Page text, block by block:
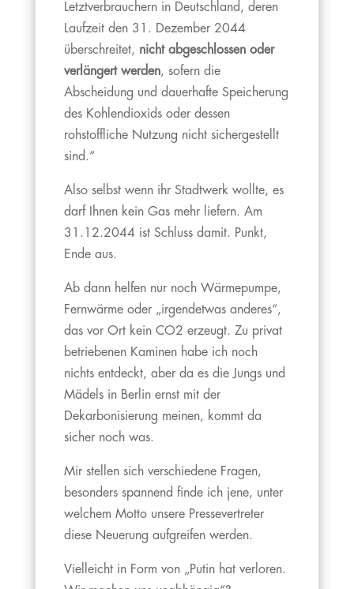
Letztverbrauchern in Deutschland, deren
Laufzeit den 31. Dezember 2044
überschreitet, nicht abgeschlossen oder
verlängert werden, sofern die
Abscheidung und dauerhafte Speicherung
des Kohlendioxids oder dessen
rohstoffliche Nutzung nicht sichergestellt
sind.“
Also selbst wenn ihr Stadtwerk wollte, es
darf Ihnen kein Gas mehr liefern. Am
31.12.2044 ist Schluss damit. Punkt,
Ende aus.
Ab dann helfen nur noch Wärmepumpe,
Fernwärme oder „irgendetwas anderes“,
das vor Ort kein CO2 erzeugt. Zu privat
betriebenen Kaminen habe ich noch
nichts entdeckt, aber da es die Jungs und
Mädels in Berlin ernst mit der
Dekarbonisierung meinen, kommt da
sicher noch was.
Mir stellen sich verschiedene Fragen,
besonders spannend finde ich jene, unter
welchem Motto unsere Pressevertreter
diese Neuerung aufgreifen werden.
Vielleicht in Form von „Putin hat verloren.